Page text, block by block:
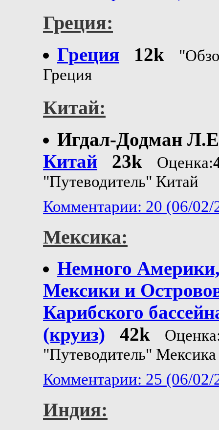
Греция:
Греция 12k
Греция
Китай:
Игдал-Додман
Китай
23k Оценка:
"Путеводитель" Китай
Комментарии: 20 (06/02/
Мексика:
Немного
Мексики и
Карибского
(круиз)
42k
"Путеводитель" Мексика
Комментарии: 25 (06/02/
Индия: